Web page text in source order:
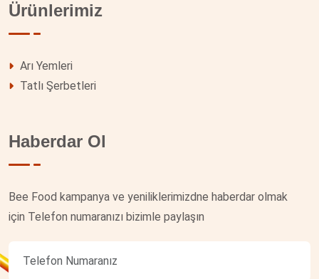
Ürünlerimiz
Arı Yemleri
Tatlı Şerbetleri
Haberdar Ol
Bee Food kampanya ve yeniliklerimizdne haberdar olmak
için Telefon numaranızı bizimle paylaşın